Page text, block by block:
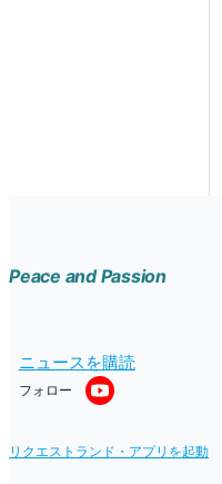
Peace and Passion
ニュースを購読
フォロー
リクエストランド・アプリを起動